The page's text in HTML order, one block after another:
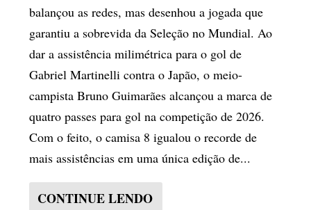
balançou as redes, mas desenhou a jogada que
garantiu a sobrevida da Seleção no Mundial. Ao
dar a assistência milimétrica para o gol de
Gabriel Martinelli contra o Japão, o meio-
campista Bruno Guimarães alcançou a marca de
quatro passes para gol na competição de 2026.
Com o feito, o camisa 8 igualou o recorde de
mais assistências em uma única edição de...
CONTINUE LENDO